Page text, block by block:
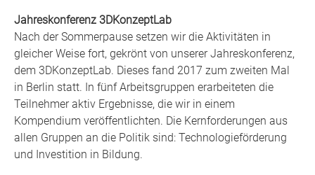
Jahreskonferenz 3DKonzeptLab
Nach der Sommerpause setzen wir die Aktivitäten in
gleicher Weise fort, gekrönt von unserer Jahreskonferenz,
dem 3DKonzeptLab. Dieses fand 2017 zum zweiten Mal
in Berlin statt. In fünf Arbeitsgruppen erarbeiteten die
Teilnehmer aktiv Ergebnisse, die wir in einem
Kompendium veröffentlichten. Die Kernforderungen aus
allen Gruppen an die Politik sind: Technologieförderung
und Investition in Bildung.